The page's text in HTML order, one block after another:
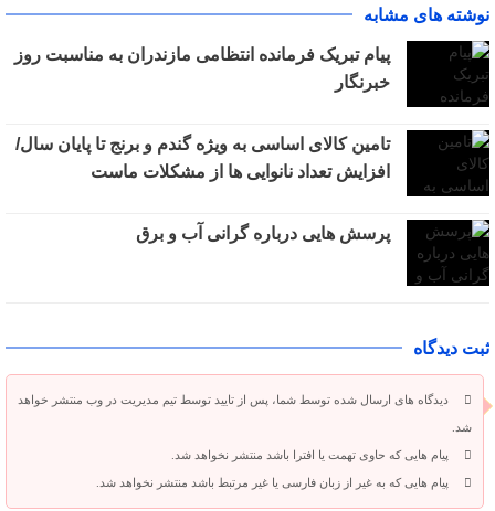
نوشته های مشابه
پیام تبریک فرمانده انتظامی مازندران به مناسبت روز
خبرنگار
تامین کالای اساسی به ویژه گندم و برنج تا پایان سال/
افزایش تعداد نانوایی ها از مشکلات ماست
پرسش هایی درباره گرانی آب و برق
ثبت دیدگاه
دیدگاه های ارسال شده توسط شما، پس از تایید توسط تیم مدیریت در وب منتشر خواهد
شد.
پیام هایی که حاوی تهمت یا افترا باشد منتشر نخواهد شد.
پیام هایی که به غیر از زبان فارسی یا غیر مرتبط باشد منتشر نخواهد شد.